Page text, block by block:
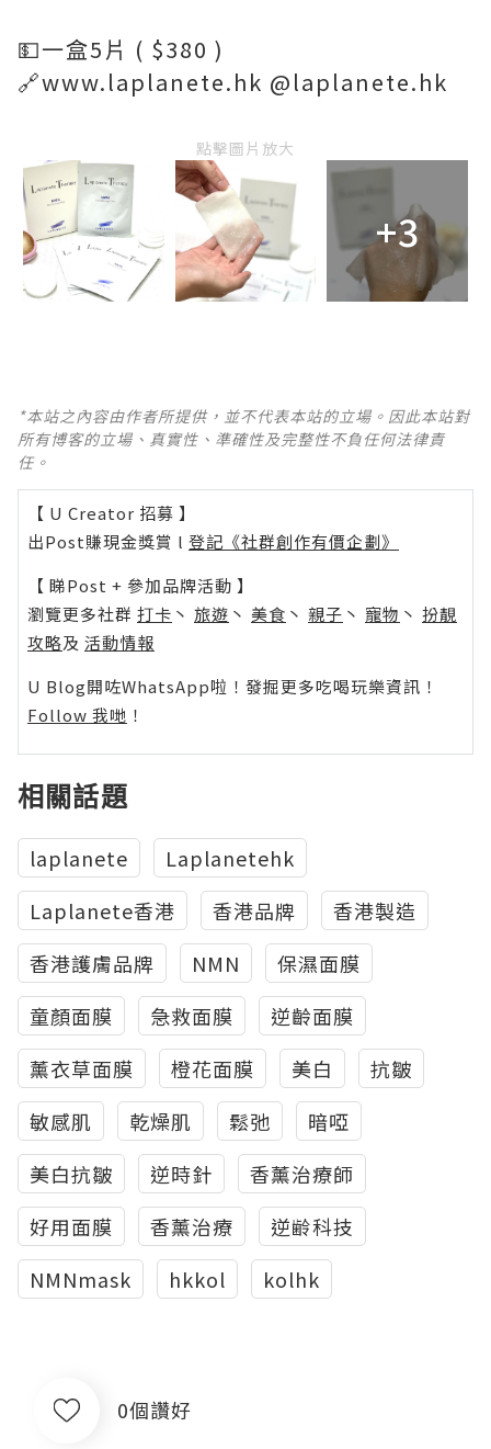
💵一盒5片 ( $380 )
🔗www.laplanete.hk @laplanete.hk
點擊圖片放大
+3
*本站之內容由作者所提供，並不代表本站的立場。因此本站對
所有博客的立場、真實性、準確性及完整性不負任何法律責
任。
【 U Creator 招募 】
出Post賺現金獎賞 l 登記《社群創作有價企劃》
【 睇Post + 參加品牌活動 】
瀏覽更多社群 打卡 丶 旅遊 丶 美食 丶 親子 丶 寵物 丶 扮靚
攻略及 活動情報
U Blog開咗WhatsApp啦！發掘更多吃喝玩樂資訊！
Follow 我哋 ！
相關話題
laplanete
Laplanetehk
Laplanete香港
香港品牌
香港製造
香港護膚品牌
NMN
保濕面膜
童顏面膜
急救面膜
逆齡面膜
薰衣草面膜
橙花面膜 美白
抗皺
敏感肌
乾燥肌 鬆弛
暗啞
美白抗皺
逆時針
香薰治療師
好用面膜
香薰治療
逆齢科技
NMNmask
hkkol kolhk
0個讚好